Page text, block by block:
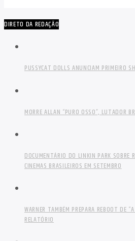
DIRETO DA REDAÇÃO
PUSSYCAT DOLLS ANUNCIAM PRIMEIRO
MORRE ALLAN “PURO OSSO”, LUTADOR
DOCUMENTÁRIO DO LINKIN PARK SOBRE
CINEMAS BRASILEIROS EM SETEMBRO
WARNER TAMBÉM PREPARA REBOOT DE
RELATÓRIO